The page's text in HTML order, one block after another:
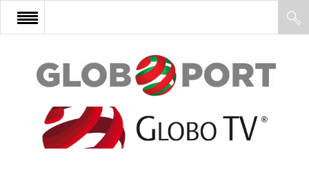
FŐOLDAL
AFRIKA